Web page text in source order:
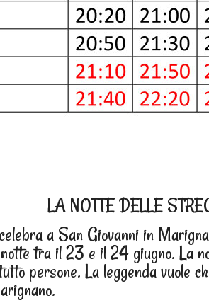
LA NOTTE DELLE
a San Giovanni in
tra il 23 e il 24 giugno. La
persone. La leggenda vuole